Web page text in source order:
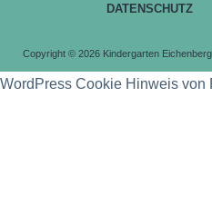
DATENSCHUTZ
Copyright © 2026 Kindergarten
WordPress Cookie Hinweis von